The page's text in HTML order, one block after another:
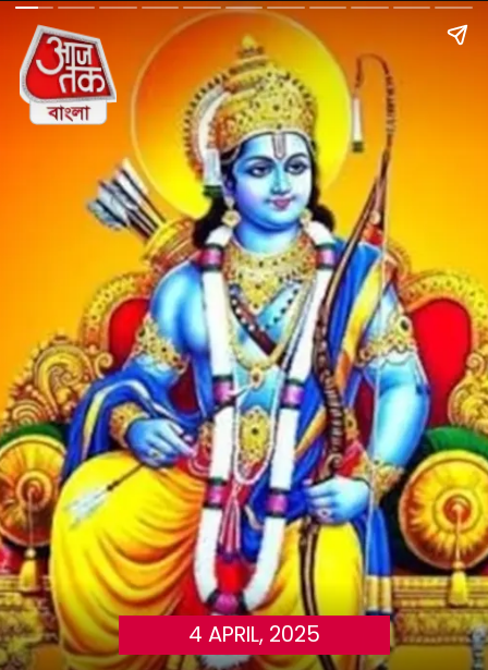
4 APRIL, 2025